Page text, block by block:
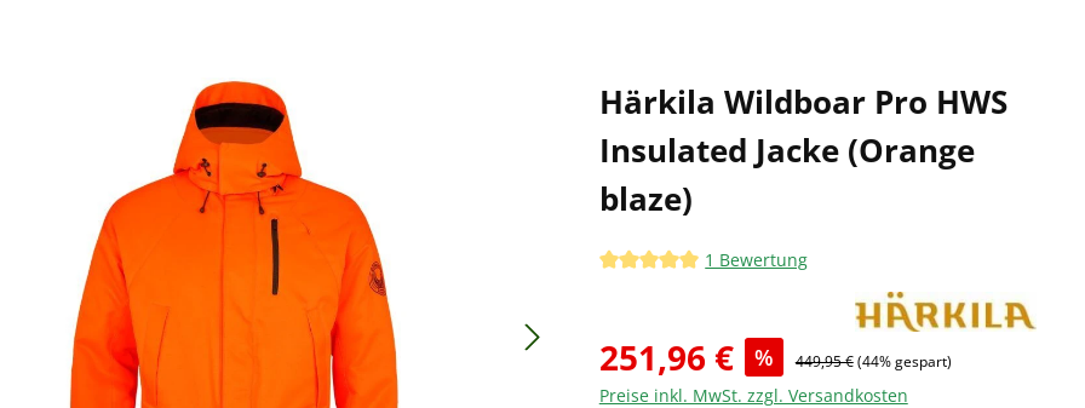
Härkila Wildboar Pro HWS
Insulated Jacke (Orange
blaze)
Durchschnittliche Bewertung von 5 von 5 Sternen
1 Bewertung
251,96 € % 449,95 €(44% gespart)
Preise inkl. MwSt. zzgl. Versandkosten